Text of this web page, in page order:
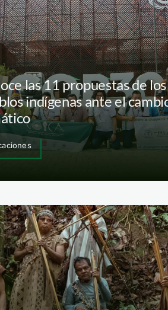
las 11 propuestas de los
indígenas ante el